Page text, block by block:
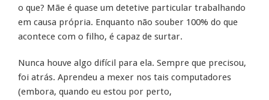
o que? Mãe é quase um detetive particular trabalhando
em causa própria. Enquanto não souber 100% do que
acontece com o filho, é capaz de surtar.
Nunca houve algo difícil para ela. Sempre que precisou,
foi atrás. Aprendeu a mexer nos tais computadores
(embora, quando eu estou por perto,